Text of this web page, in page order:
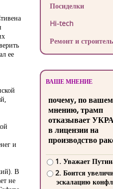
ее
и
В
не
Посиделки
Hi-tech
Ремонт и
ВАШЕ МНЕНИЕ
почему, по
мнению, трамп
отказывает
в лицензии на
производство
1. Уважает
2. Боится
эскалацию